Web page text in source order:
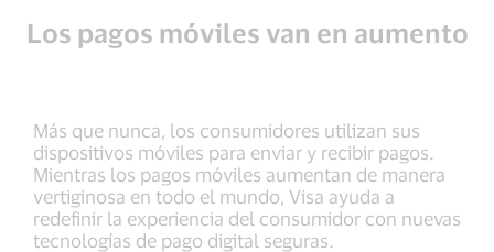
Los pagos móviles van en aumento
Más que nunca, los consumidores utilizan sus
dispositivos móviles para enviar y recibir pagos.
Mientras los pagos móviles aumentan de manera
vertiginosa en todo el mundo, Visa ayuda a
redefinir la experiencia del consumidor con nuevas
tecnologías de pago digital seguras.